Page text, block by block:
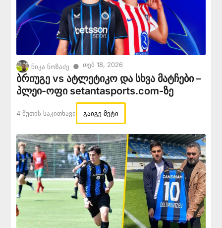
ნიკა ნოზაძე ● Თებ 18, 2026
ბრიუგე vs ატლეტიკო და სხვა მატჩები –
პლეი-ოფი setantasports.com-ზე
4 Წუთის Საკითხავი გაიგე მეტი